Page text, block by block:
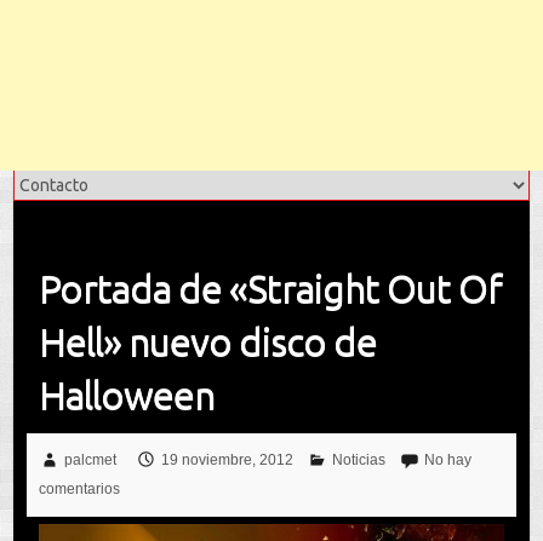
Portada de «Straight Out Of
Hell» nuevo disco de
Halloween
palcmet 19 noviembre, 2012 Noticias
No hay
comentarios